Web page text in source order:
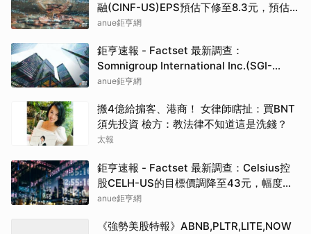
融(CINF-US)EPS預估下修至8.3元，預估目
標價為192.50元
anue鉅亨網
鉅亨速報 - Factset 最新調查：
Somnigroup International Inc.(SGI-
US)EPS預估下修至3元，預估目標價為
anue鉅亨網
搬4億給掮客、港商！ 女律師瞎扯：買BNT
須先投資 檢方：教法律不知道這是洗錢？
太報
鉅亨速報 - Factset 最新調查：Celsius控
股CELH-US的目標價調降至43元，幅度約
3.37%
anue鉅亨網
《強勢美股特報》ABNB,PLTR,LITE,NOW